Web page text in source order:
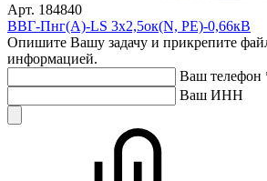
Арт. 184840
ВВГ-Пнг(А)-LS 3х2,5ок(N, PE)-0,66кВ
Опишите Вашу задачу и прикрепите
информацией.
Ваш телефон
Ваш ИНН